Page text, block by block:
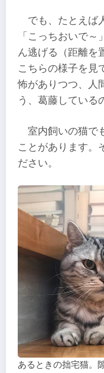
でも、たとえ
「こっちおいで
ん逃げる（距離を
こちらの様子を見
怖がありつつ、人
う、葛藤している
室内飼いの猫で
ことがあります。
ださい。
あるときの拙宅猫。